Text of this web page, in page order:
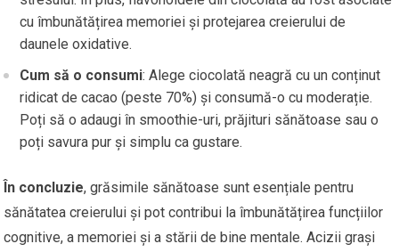
cu îmbunătățirea memoriei și protejarea creierului de
daunele oxidative.
Cum să o consumi: Alege ciocolată neagră cu un conținut
ridicat de cacao (peste 70%) și consumă-o cu moderație.
Poți să o adaugi în smoothie-uri, prăjituri sănătoase sau o
poți savura pur și simplu ca gustare.
În concluzie, grăsimile sănătoase sunt esențiale pentru
sănătatea creierului și pot contribui la îmbunătățirea funcțiilor
cognitive, a memoriei și a stării de bine mentale. Acizii grași